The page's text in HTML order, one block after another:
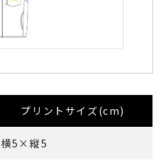
プリントサイズ(cm)
横5×縦5